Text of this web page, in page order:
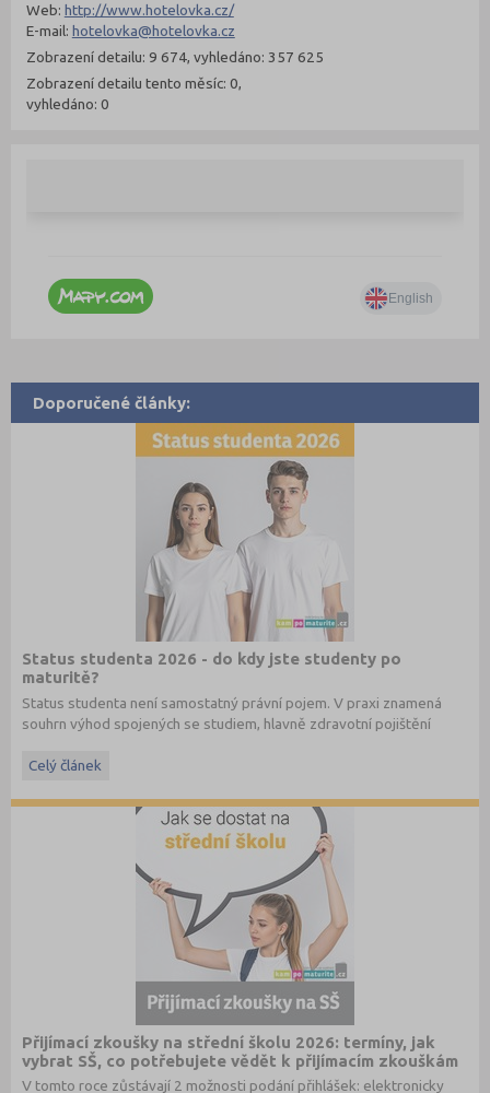
Web: http://www.hotelovka.cz/
E-mail: hotelovka@hotelovka.cz
Zobrazení detailu: 9 674, vyhledáno: 357 625
Zobrazení detailu tento měsíc: 0,
vyhledáno: 0
Doporučené články:
Status studenta 2026 - do kdy jste studenty po
maturitě?
Status studenta není samostatný právní pojem. V praxi znamená
souhrn výhod spojených se studiem, hlavně zdravotní pojištění
Celý článek
Přijímací zkoušky na střední školu 2026: termíny, jak
vybrat SŠ, co potřebujete vědět k přijímacím zkouškám
V tomto roce zůstávají 2 možnosti podání přihlášek: elektronicky